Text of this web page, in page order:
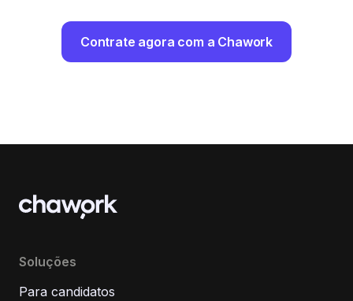
Contrate agora com a Chawork
Soluções
Para candidatos